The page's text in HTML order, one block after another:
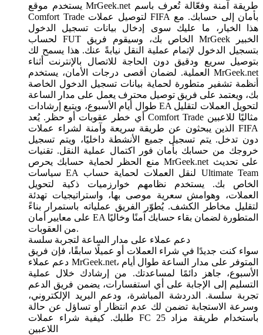
يستخدم موقع MrGeek.net طريقة آمنة وفعّالة تُعرف باسم
Comfort Trade لتوصيل عملات FIFA بأمان إلى حسابك. مع
هذا الخيار، ما عليك سوى إدخال بيانات تسجيل الدخول
لحساب FUT الخاص بك، وسيقوم فريق MrGeek الخبير
بتسجيل الدخول لإتمام عملية النقل نيابةً عنك. هذا يسمح لك
بتوصيل سريع ودقيق دون الحاجة للاتصال بالإنترنت أثناء
العملية. لضمان أقصى درجات الأمان، يستخدم MrGeek.net
أنظمة تشفير متطورة لحماية بيانات تسجيل الدخول الخاصة
بك، ويعتمد على فريق توصيل محترف يعمل على مدار الساعة
طوال أيام الأسبوع، ويتبع إرشادات EA لتحويل العملات لتقليل
أي خطر عقوبات أو حظر. يُعد Comfort Trade مثاليًا للاعبين
الذين يبحثون عن طريقة سريعة وآمنة لشراء عملات FIFA
دون تدخل. يتم تسجيل جميع الأنشطة داخليًا، ويتم تسجيل
خروجك من حسابك بأمان فور اكتمال عملية النقل. تقنيات
منع الحظر لحماية حسابك يحرص MrGeek.net على تحديث
سياسات EA لنقل العملات لحماية حساب Ultimate Team
الخاص بك. يستخدم نظامهم خوارزميات ذكية لتحويل
العملات، وهوامش سعرية موصى بها، واستراتيجيات تهدئة
لتقليل مخاطر الكشف. يُطوّر الفريق عملياته باستمرار بناءً
على معايير أمان EA المتطورة لضمان بقاء حسابك آمنًا وخاليًا
من العقوبات.
دعم عملاء على مدار الساعة لتجربة سلسة
سواء كنت جديدًا في شراء العملات أو عميلًا سابقًا، فإن فريق
دعم عملاء MrGeek.net، المتوفر على مدار الساعة طوال أيام
الأسبوع، جاهز دائمًا لمساعدتك. من إرشادك خلال عملية
التسليم إلى الإجابة على أي استفسارات، يضمن فريق الدعم
تجربة سلسة. الدردشة المباشرة، ودعم البريد الإلكتروني،
وسرعة الاستجابة تضمن لك عدم انتظار أو تساؤل عن حالة
طلبك. كيفية شراء عملات FC 25 باستخدام طريقة مزاد
اللاعبين